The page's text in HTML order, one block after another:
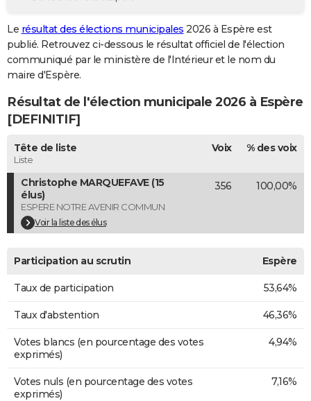
GUIDES D'ACHAT
BONS PLANS
CARTE DE VOEUX
Carte de Noël
Carte Bonne année
Carte Saint-Valentin
Carte Pâques
Carte d'anniversaire
DICTIONNAIRE
Dictionnaire
Biographies
Citations
Expressions
Proverbes
PROGRAMME TV
COPAINS D'AVANT
S'inscrire
Se connecter
Lycées
Collèges
Primaires
Universités
Entreprises
Service militaire
Avis de recherche
AVIS DE DÉCÈS
Bricolage
Lifestyle
Culture
Sport
Auto
Television
Voyage
Cinema
Le résultat des élections municipales 2026 à Espère est
publié. Retrouvez ci-dessous le résultat officiel de l'élection
communiqué par le ministère de l'Intérieur et le nom du
maire d'Espère.
Résultat de l'élection municipale 2026 à Espère
[DEFINITIF]
Tête de liste
Liste
Voix % des voix
Christophe MARQUEFAVE (15
élus)
ESPERE NOTRE AVENIR COMMUN
Voir la liste des élus
356 100,00%
Participation au scrutin Espère
Taux de participation 53,64%
Taux d'abstention 46,36%
Votes blancs (en pourcentage des votes
exprimés)
4,94%
Votes nuls (en pourcentage des votes
exprimés)
7,16%